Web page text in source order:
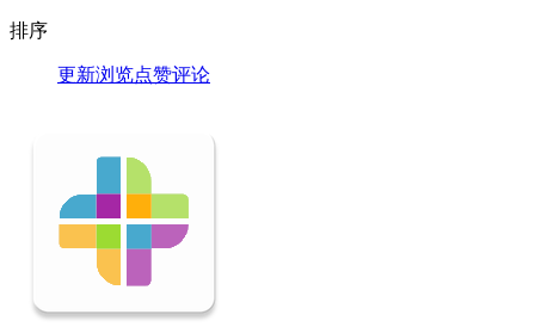
排序
更新浏览点赞评论